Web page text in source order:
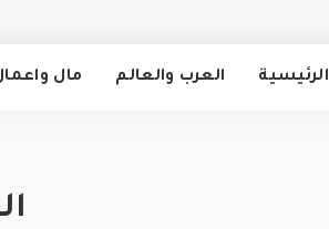
الرئيسية العرب والعالم مال